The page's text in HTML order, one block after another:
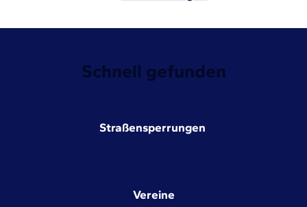
Schnell gefunden
Straßensperrungen
Vereine